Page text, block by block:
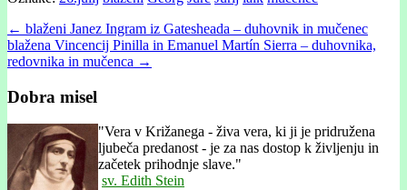
Post
navigation
← blaženi Janez Ingram iz Gatesheada – duhovnik in mučenec
blažena Vincencij Pinilla in Emanuel Martín Sierra – duhovnika,
redovnika in mučenca →
Dobra misel
"Vera v Križanega - živa vera, ki ji je pridružena
ljubeča predanost - je za nas dostop k življenju in
začetek prihodnje slave."
sv. Edith Stein